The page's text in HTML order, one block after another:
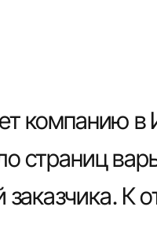
компанию в
страниц
К